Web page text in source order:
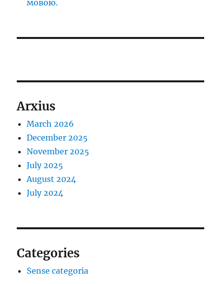
мовою.
Arxius
March 2026
December 2025
November 2025
July 2025
August 2024
July 2024
Categories
Sense categoria